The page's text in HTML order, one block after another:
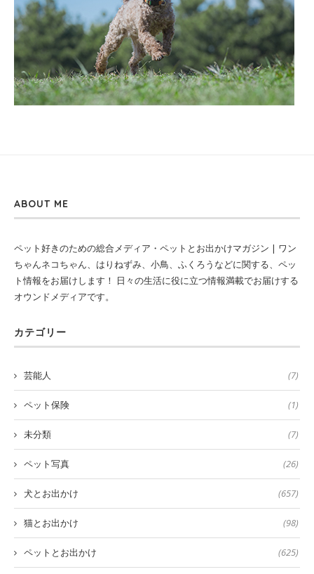
ABOUT ME
ペット好きのための総合メディア・ペットとお出かけマガジン | ワン
ちゃんネコちゃん、はりねずみ、小鳥、ふくろうなどに関する、ペッ
ト情報をお届けします！ 日々の生活に役に立つ情報満載でお届けする
オウンドメディアです。
カテゴリー
芸能人 (7)
ペット保険 (1)
未分類 (7)
ペット写真 (26)
犬とお出かけ (657)
猫とお出かけ (98)
ペットとお出かけ (625)